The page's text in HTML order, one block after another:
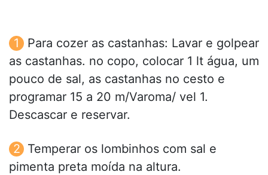
Para cozer as castanhas: Lavar e golpear
as castanhas. no copo, colocar 1 lt água, um
pouco de sal, as castanhas no cesto e
programar 15 a 20 m/Varoma/ vel 1.
Descascar e reservar.
Temperar os lombinhos com sal e
pimenta preta moída na altura.